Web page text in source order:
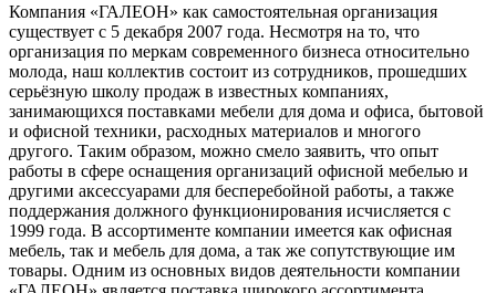
Компания «ГАЛЕОН» как самостоятельная организация
существует с 5 декабря 2007 года. Несмотря на то, что
организация по меркам современного бизнеса относительно
молода, наш коллектив состоит из сотрудников, прошедших
серьёзную школу продаж в известных компаниях,
занимающихся поставками мебели для дома и офиса, бытовой
и офисной техники, расходных материалов и многого
другого. Таким образом, можно смело заявить, что опыт
работы в сфере оснащения организаций офисной мебелью и
другими аксессуарами для бесперебойной работы, а также
поддержания должного функционирования исчисляется с
1999 года. В ассортименте компании имеется как офисная
мебель, так и мебель для дома, а так же сопутствующие им
товары. Одним из основных видов деятельности компании